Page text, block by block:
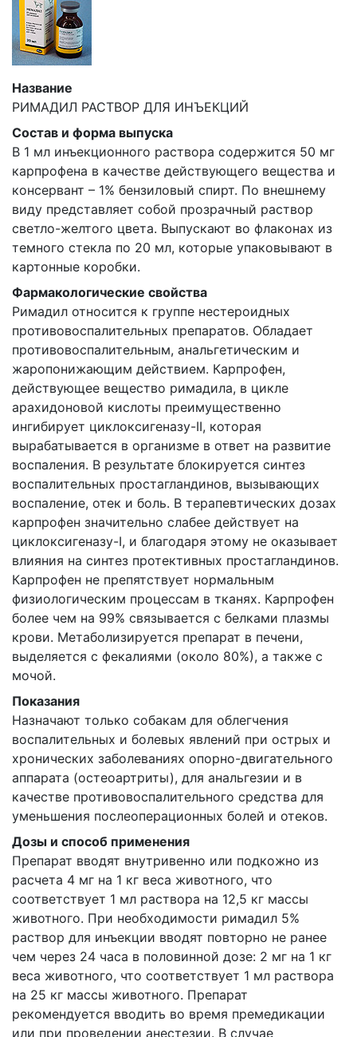
Название
РИМАДИЛ РАСТВОР ДЛЯ ИНЪЕКЦИЙ
Состав и форма выпуска
В 1 мл инъекционного раствора содержится 50 мг
карпрофена в качестве действующего вещества и
консервант – 1% бензиловый спирт. По внешнему
виду представляет собой прозрачный раствор
светло-желтого цвета. Выпускают во флаконах из
темного стекла по 20 мл, которые упаковывают в
картонные коробки.
Фармакологические свойства
Римадил относится к группе нестероидных
противовоспалительных препаратов. Обладает
противовоспалительным, анальгетическим и
жаропонижающим действием. Карпрофен,
действующее вещество римадила, в цикле
арахидоновой кислоты преимущественно
ингибирует циклоксигеназу-II, которая
вырабатывается в организме в ответ на развитие
воспаления. В результате блокируется синтез
воспалительных простагландинов, вызывающих
воспаление, отек и боль. В терапевтических дозах
карпрофен значительно слабее действует на
циклоксигеназу-I, и благодаря этому не оказывает
влияния на синтез протективных простагландинов.
Карпрофен не препятствует нормальным
физиологическим процессам в тканях. Карпрофен
более чем на 99% связывается с белками плазмы
крови. Метаболизируется препарат в печени,
выделяется с фекалиями (около 80%), а также с
мочой.
Показания
Назначают только собакам для облегчения
воспалительных и болевых явлений при острых и
хронических заболеваниях опорно-двигательного
аппарата (остеоартриты), для анальгезии и в
качестве противовоспалительного средства для
уменьшения послеоперационных болей и отеков.
Дозы и способ применения
Препарат вводят внутривенно или подкожно из
расчета 4 мг на 1 кг веса животного, что
соответствует 1 мл раствора на 12,5 кг массы
животного. При необходимости римадил 5%
раствор для инъекции вводят повторно не ранее
чем через 24 часа в половинной дозе: 2 мг на 1 кг
веса животного, что соответствует 1 мл раствора
на 25 кг массы животного. Препарат
рекомендуется вводить во время премедикации
или при проведении анестезии. В случае